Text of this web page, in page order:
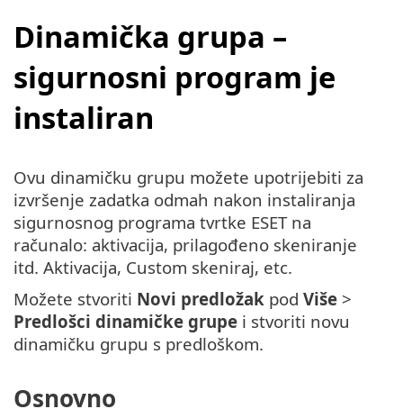
Dinamička grupa –
sigurnosni program je
instaliran
Ovu dinamičku grupu možete upotrijebiti za
izvršenje zadatka odmah nakon instaliranja
sigurnosnog programa tvrtke ESET na
računalo: aktivacija, prilagođeno skeniranje
itd. Aktivacija, Custom skeniraj, etc.
Možete stvoriti Novi predložak pod Više >
Predlošci dinamičke grupe i stvoriti novu
dinamičku grupu s predloškom.
Osnovno